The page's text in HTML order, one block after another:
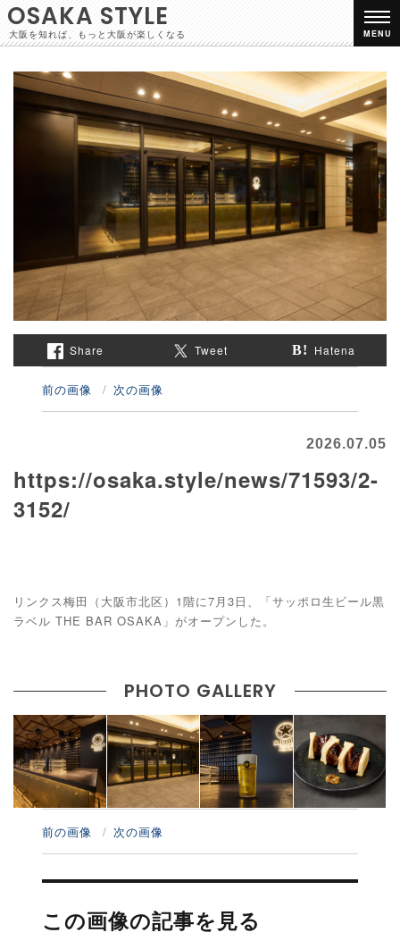
OSAKA STYLE
大阪を知れば、もっと大阪が楽しくなる MENU
Share Tweet Hatena
前の画像 次の画像
2026.07.05
https://osaka.style/news/71593/2-
3152/
リンクス梅田（大阪市北区）1階に7月3日、「サッポロ生ビール黒
ラベル THE BAR OSAKA」がオープンした。
PHOTO GALLERY
前の画像 次の画像
投
ナ
ビ
この画像の記事を見る